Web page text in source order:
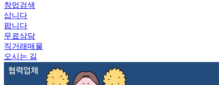
창업검색
삽니다
팝니다
무료상담
직거래매물
오시는 길